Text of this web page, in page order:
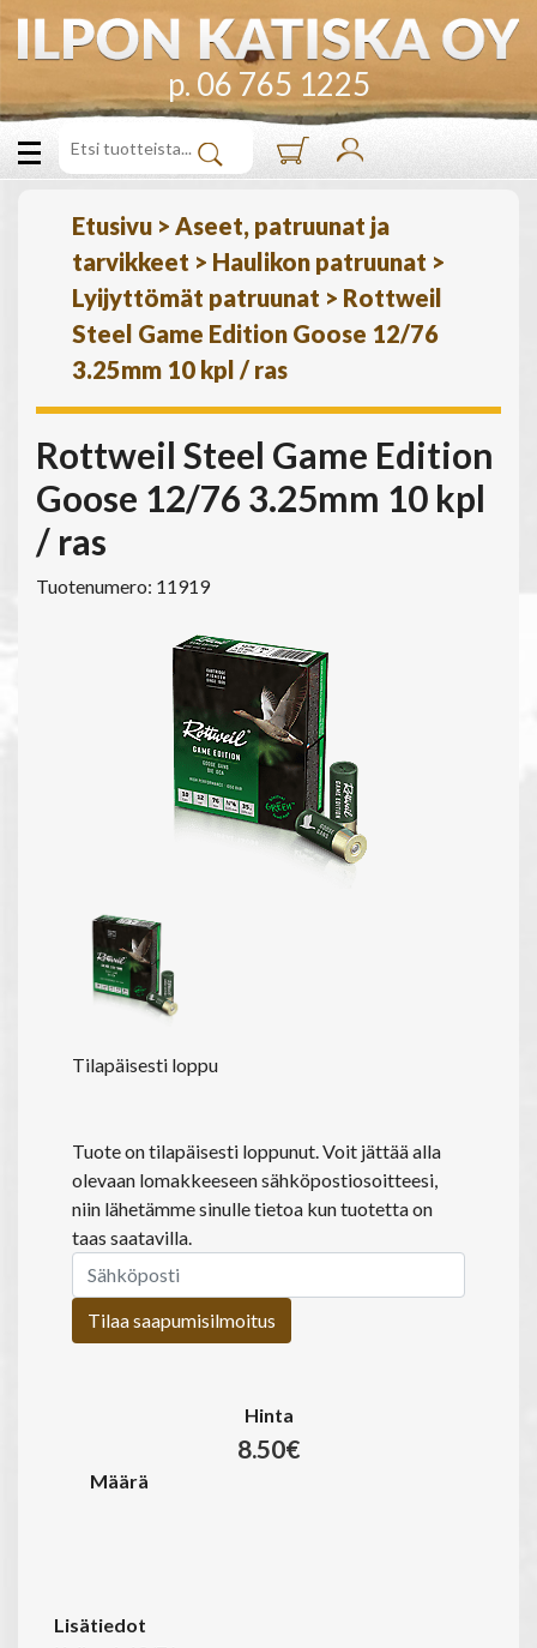
p. 06 765 1225
Etusivu > Aseet, patruunat ja
tarvikkeet > Haulikon patruunat >
Lyijyttömät patruunat > Rottweil
Steel Game Edition Goose 12/76
3.25mm 10 kpl / ras
Rottweil Steel Game Edition
Goose 12/76 3.25mm 10 kpl
/ ras
Tuotenumero: 11919
Tilapäisesti loppu
Tuote on tilapäisesti loppunut. Voit jättää alla
olevaan lomakkeeseen sähköpostiosoitteesi,
niin lähetämme sinulle tietoa kun tuotetta on
taas saatavilla.
Tilaa saapumisilmoitus
Hinta
8.50€
Määrä
Lisätiedot